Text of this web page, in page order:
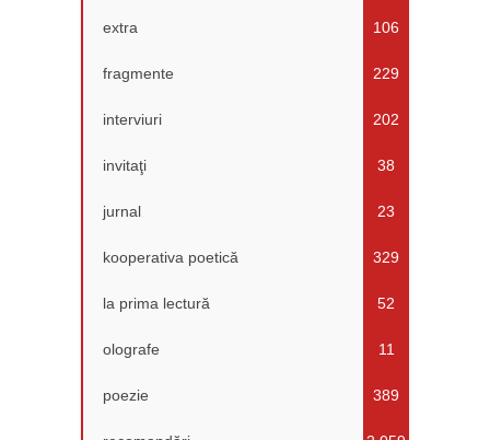
extra 106
fragmente 229
interviuri 202
invitaţi 38
jurnal 23
kooperativa poetică 329
la prima lectură 52
olografe 11
poezie 389